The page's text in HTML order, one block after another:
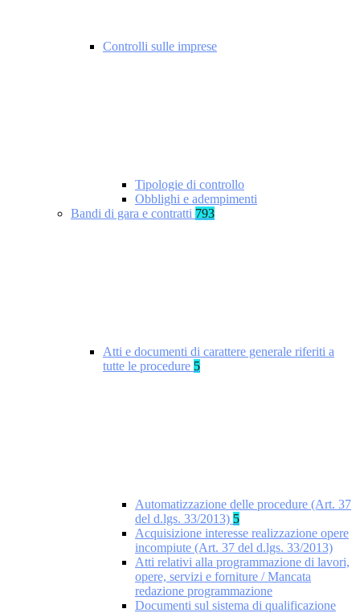
Controlli sulle imprese
Tipologie di controllo
Obblighi e adempimenti
Bandi di gara e contratti 793
Atti e documenti di carattere generale riferiti a
tutte le procedure 5
Automatizzazione delle procedure (Art. 37
del d.lgs. 33/2013) 5
Acquisizione interesse realizzazione opere
incompiute (Art. 37 del d.lgs. 33/2013)
Atti relativi alla programmazione di lavori,
opere, servizi e forniture / Mancata
redazione programmazione
Documenti sul sistema di qualificazione